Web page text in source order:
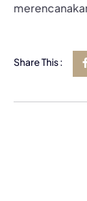
Share This :